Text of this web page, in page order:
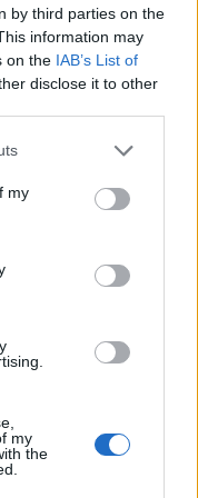
by third parties on the
information may
on the IAB’s List of
disclose it to other
my
my
the